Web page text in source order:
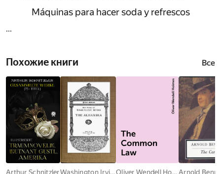
Máquinas para hacer soda y refrescos
...
Похожие книги Все
Arthur Schnitzler Washington Irving Oliver Wendell Holmes Arnold